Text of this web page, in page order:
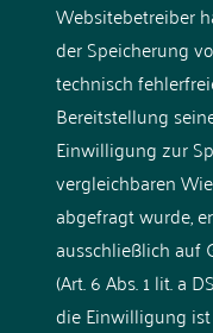
Websitebetreiber
der Speicherung
technisch
Bereitstellung
Einwilligung zur
vergleichbaren
abgefragt wurde,
ausschließlich auf
(Art. 6 Abs. 1 lit. a
die Einwilligung